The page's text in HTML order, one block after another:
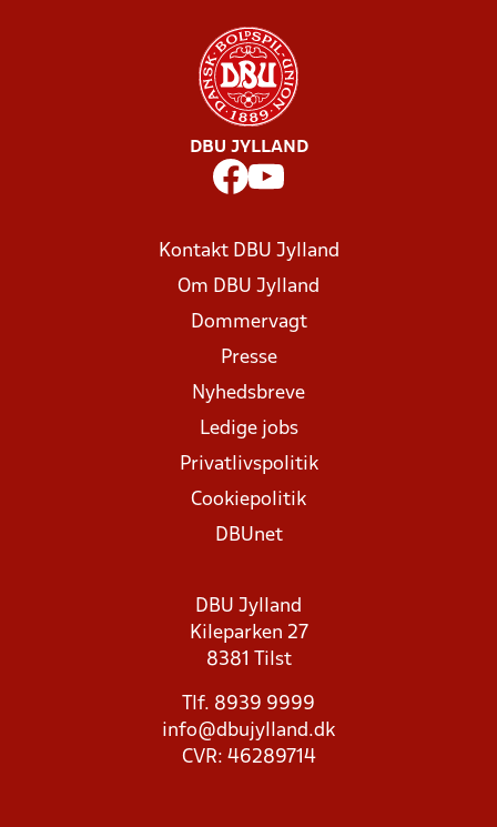
DBU JYLLAND
Kontakt DBU Jylland
Om DBU Jylland
Dommervagt
Presse
Nyhedsbreve
Ledige jobs
Privatlivspolitik
Cookiepolitik
DBUnet
DBU Jylland
Kileparken 27
8381 Tilst
Tlf. 8939 9999
info@dbujylland.dk
CVR: 46289714